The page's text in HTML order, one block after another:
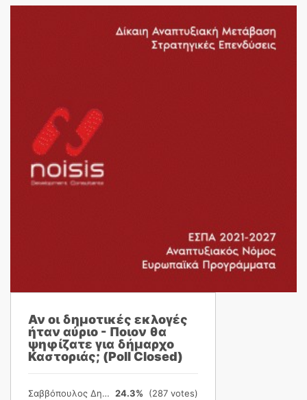
Αν οι δημοτικές εκλογές
ήταν αύριο - Ποιον θα
ψηφίζατε για δήμαρχο
Καστοριάς; (Poll Closed)
Σαββόπουλος Δημήτρης 24.3% (287 votes)